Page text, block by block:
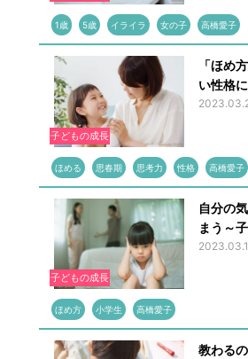
1歳 5歳 イライラ 女の子 高橋愛子
子どもの成長
「ほめ
い性格
ほめる 思春期 思考力 性格 高橋愛子
子どもの成長
自分の
まう～
ほめ方 小学生 高橋愛子
教わる